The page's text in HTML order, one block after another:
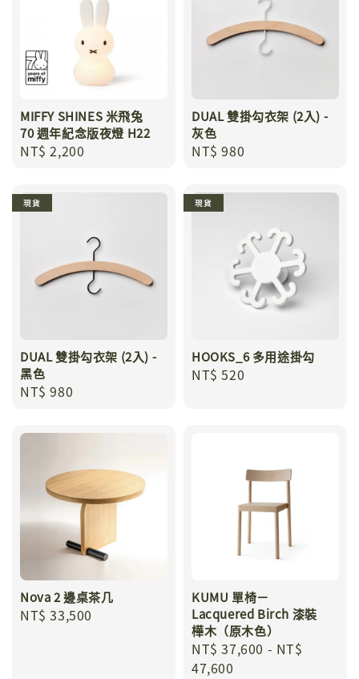
MIFFY SHINES 米飛兔
70 週年紀念版夜燈 H22
Regular
NT$ 2,200
DUAL 雙掛勾衣架 (2入) -
灰色
Regular
NT$ 980
現貨
DUAL 雙掛勾衣架 (2入) -
黑色
Regular
NT$ 980
現貨
HOOKS_6 多用途掛勾
Regular
NT$ 520
Nova 2 邊桌茶几
Regular
NT$ 33,500
KUMU 單椅－
Lacquered Birch 漆裝
樺木（原木色）
Regular
price
NT$ 37,600 - NT$
47,600